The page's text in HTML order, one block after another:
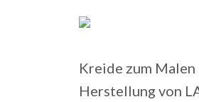
Kreide zum
Herstellung von